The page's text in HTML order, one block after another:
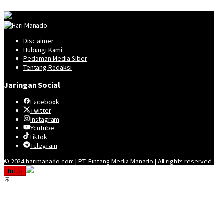
Disclaimer
Hubungi Kami
Pedoman Media Siber
Tentang Redaksi
Jaringan Social
Facebook
Twitter
Instagram
Youtube
Tiktok
Telegram
© 2024 harimanado.com | PT. Bintang Media Manado | All rights reserved.
tutup